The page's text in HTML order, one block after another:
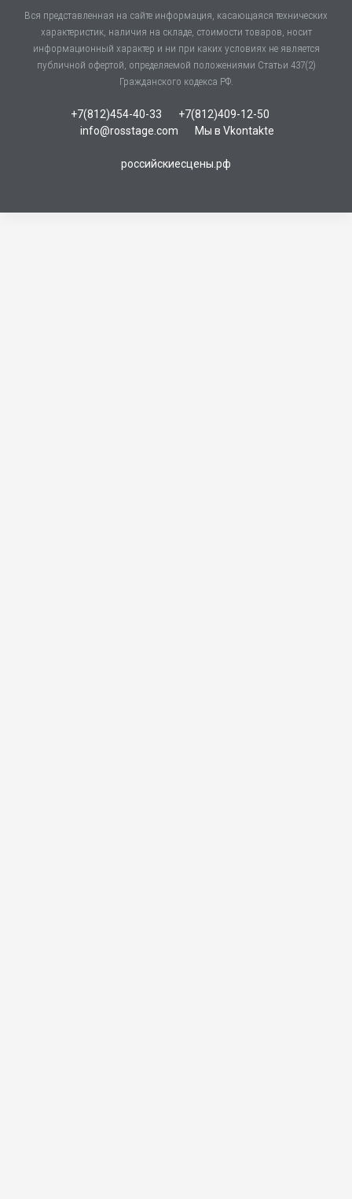
Вся представленная на сайте информация, касающаяся технических
характеристик, наличия на складе, стоимости товаров, носит
информационный характер и ни при каких условиях не является
публичной офертой, определяемой положениями Статьи 437(2)
Гражданского кодекса РФ.
+7(812)454-40-33
+7(812)409-12-50
info@rosstage.com
Мы в Vkontakte
российскиесцены.рф